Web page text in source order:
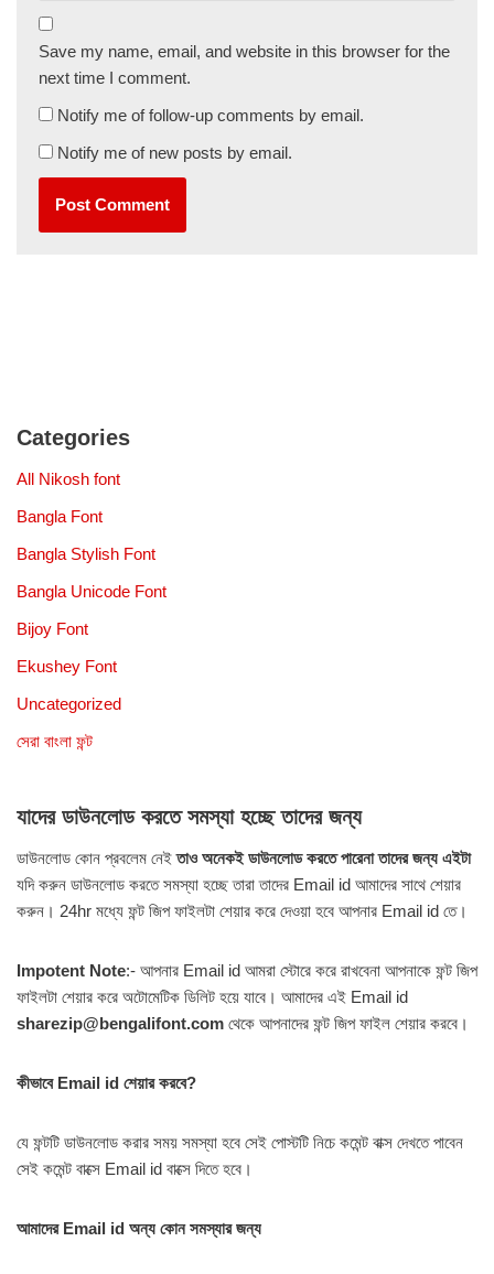
Save my name, email, and website in this browser for the
next time I comment.
Notify me of follow-up comments by email.
Notify me of new posts by email.
Categories
All Nikosh font
Bangla Font
Bangla Stylish Font
Bangla Unicode Font
Bijoy Font
Ekushey Font
Uncategorized
সেরা বাংলা ফন্ট
যাদের ডাউনলোড করতে সমস্যা হচ্ছে তাদের জন্য
ডাউনলোড কোন প্রবলেম নেইতাও অনেকই ডাউনলোড করতে পারেনা তাদের জন্য এইটা
যদি করুন ডাউনলোড করতে সমস্যা হচ্ছে তারা তাদের Email id আমাদের সাথে শেয়ার
করুন। 24hr মধ্যে ফন্ট জিপ ফাইলটা শেয়ার করে দেওয়া হবে আপনার Email id তে।
Impotent Note:- আপনার Email id আমরা স্টোরে করে রাখবেনা আপনাকে ফন্ট জিপ
ফাইলটা শেয়ার করে অটোমেটিক ডিলিট হয়ে যাবে। আমাদের এই Email id
sharezip@bengalifont.com থেকে আপনাদের ফন্ট জিপ ফাইল শেয়ার করবে।
কীভাবে Email id শেয়ার করবে?
যে ফন্টটি ডাউনলোড করার সময় সমস্যা হবে সেই পোস্টটি নিচে কমেন্ট বাক্স দেখতে পাবেন
সেই কমেন্ট বাক্সে Email id বাক্সে দিতে হবে।
আমাদের Email id অন্য কোন সমস্যার জন্য